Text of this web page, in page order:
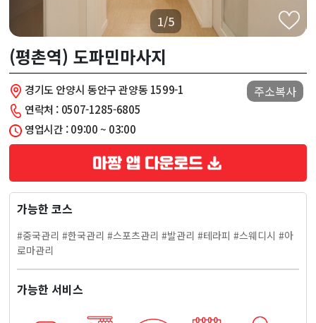
구
(평
촌
역)
도
파
민
마
사
1/5
(평촌역) 도파민마사지
경기도 안양시 동안구 관양동 1599-1 주소복사
연락처 : 0507-1285-6805
영업시간 : 09:00 ~ 03:00
가능한 코스
#중국관리 #한국관리 #스포츠관리 #발관리 #테라피 #스웨디시 #아
로마관리
가능한 서비스